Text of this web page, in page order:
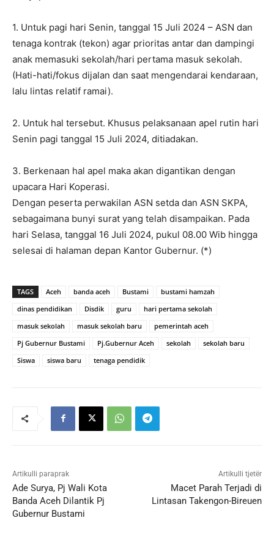
1. Untuk pagi hari Senin, tanggal 15 Juli 2024 – ASN dan
tenaga kontrak (tekon) agar prioritas antar dan dampingi
anak memasuki sekolah/hari pertama masuk sekolah.
(Hati-hati/fokus dijalan dan saat mengendarai kendaraan,
lalu lintas relatif ramai).
2. Untuk hal tersebut. Khusus pelaksanaan apel rutin hari
Senin pagi tanggal 15 Juli 2024, ditiadakan.
3. Berkenaan hal apel maka akan digantikan dengan
upacara Hari Koperasi.
Dengan peserta perwakilan ASN setda dan ASN SKPA,
sebagaimana bunyi surat yang telah disampaikan. Pada
hari Selasa, tanggal 16 Juli 2024, pukul 08.00 Wib hingga
selesai di halaman depan Kantor Gubernur. (*)
TAGS Aceh banda aceh Bustami
bustami hamzah
dinas pendidikan
Disdik guru
hari pertama sekolah
masuk sekolah
masuk sekolah baru
pemerintah aceh
Pj Gubernur Bustami
Pj.Gubernur Aceh sekolah
sekolah baru
Siswa
siswa baru tenaga pendidik
Artikulli paraprak
Ade Surya, Pj Wali Kota
Banda Aceh Dilantik Pj
Gubernur Bustami
Artikulli tjetër
Macet Parah Terjadi di
Lintasan Takengon-Bireuen